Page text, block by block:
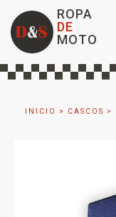
ROPA
DE
MOTO
INICIO > CASCOS >